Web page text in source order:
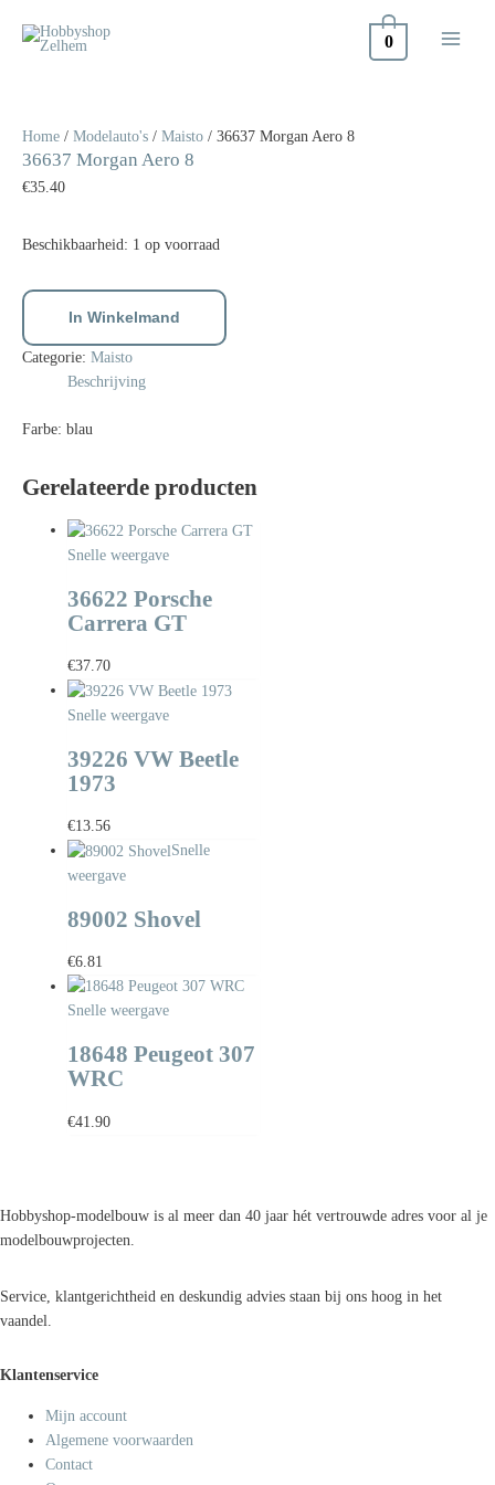
naar
0
Home / Modelauto's / Maisto / 36637 Morgan Aero 8
36637 Morgan Aero 8
€35.40
Beschikbaarheid: 1 op voorraad
Aero
8
aantal
In Winkelmand
Categorie: Maisto
Beschrijving
Farbe: blau
Gerelateerde producten
Snelle weergave
36622 Porsche
Carrera GT
€37.70
Snelle weergave
39226 VW Beetle
1973
€13.56
Snelle
weergave
89002 Shovel
€6.81
Snelle weergave
18648 Peugeot 307
WRC
€41.90
Hobbyshop-modelbouw is al meer dan 40 jaar hét vertrouwde adres voor al je
modelbouwprojecten.
Service, klantgerichtheid en deskundig advies staan bij ons hoog in het
vaandel.
Klantenservice
Mijn account
Algemene voorwaarden
Contact